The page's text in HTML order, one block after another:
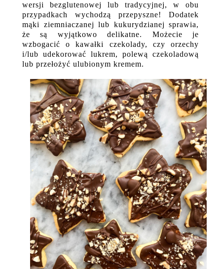
wersji bezglutenowej lub tradycyjnej, w obu
przypadkach wychodzą przepyszne! Dodatek
mąki ziemniaczanej lub kukurydzianej sprawia,
że są wyjątkowo delikatne. Możecie je
wzbogacić o kawałki czekolady, czy orzechy
i/lub udekorować lukrem, polewą czekoladową
lub przełożyć ulubionym kremem.